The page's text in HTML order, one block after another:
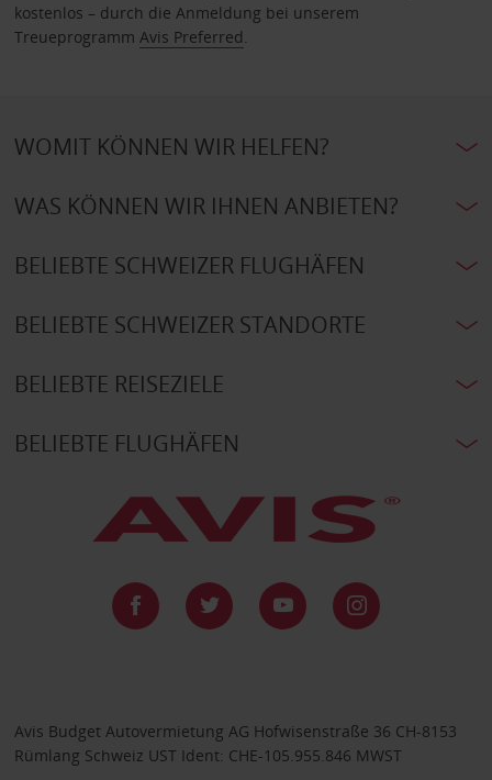
kostenlos – durch die Anmeldung bei unserem
Treueprogramm Avis Preferred
WOMIT KÖNNEN WIR HELFEN?
WAS KÖNNEN WIR IHNEN ANBIETEN?
BELIEBTE SCHWEIZER FLUGHÄFEN
BELIEBTE SCHWEIZER STANDORTE
BELIEBTE REISEZIELE
BELIEBTE FLUGHÄFEN
Avis Budget Autovermietung AG Hofwisenstraße 36 CH-8153
Rümlang Schweiz UST Ident: CHE-105.955.846 MWST